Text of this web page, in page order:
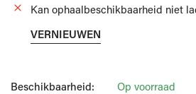
Kan ophaalbeschikbaarheid niet
VERNIEUWEN
Beschikbaarheid: Op voorraad